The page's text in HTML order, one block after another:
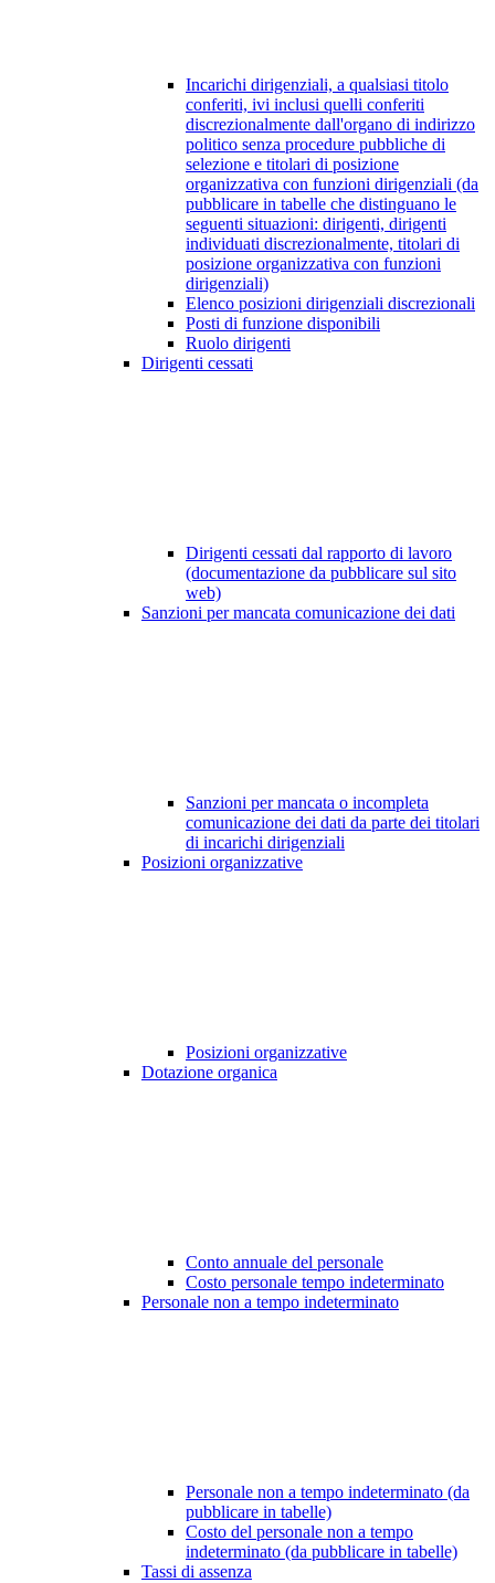
Incarichi dirigenziali, a qualsiasi titolo
conferiti, ivi inclusi quelli conferiti
discrezionalmente dall'organo di indirizzo
politico senza procedure pubbliche di
selezione e titolari di posizione
organizzativa con funzioni dirigenziali (da
pubblicare in tabelle che distinguano le
seguenti situazioni: dirigenti, dirigenti
individuati discrezionalmente, titolari di
posizione organizzativa con funzioni
dirigenziali)
Elenco posizioni dirigenziali discrezionali
Posti di funzione disponibili
Ruolo dirigenti
Dirigenti cessati
Dirigenti cessati dal rapporto di lavoro
(documentazione da pubblicare sul sito
web)
Sanzioni per mancata comunicazione dei dati
Sanzioni per mancata o incompleta
comunicazione dei dati da parte dei titolari
di incarichi dirigenziali
Posizioni organizzative
Posizioni organizzative
Dotazione organica
Conto annuale del personale
Costo personale tempo indeterminato
Personale non a tempo indeterminato
Personale non a tempo indeterminato (da
pubblicare in tabelle)
Costo del personale non a tempo
indeterminato (da pubblicare in tabelle)
Tassi di assenza